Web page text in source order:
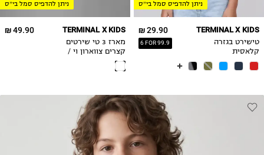
ניתן להדפיס סמל בי״ס
11-12Y
13-14Y
15-16
17-18
29.90 ₪
6 FOR 99.9
TERMINAL X KIDS
טישירט בגזרה
קלאסית
ניתן להדפיס סמל בי״ס
11-12Y
13-14Y
17-18
49.90 ₪ TERMINAL X KIDS
מארז 3 טי שירטים
קצרים צווארון וי /
בנים